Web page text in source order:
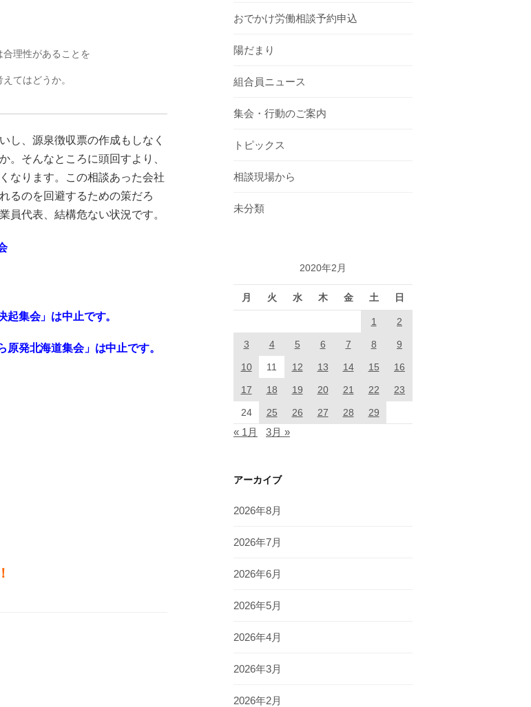
理性があることを
てはどうか。
し、源泉徴収票の作成もしなく
。そんなところに頭回すより、
なります。この相談あった会社
るのを回避するための策だろ
員代表、結構危ない状況です。
集会」は中止です。
発北海道集会」は中止です。
おでかけ労働相談予約申込
陽だまり
組合員ニュース
集会・行動のご案内
トピックス
相談現場から
未分類
2020年2月
月 火 水 木 金 土 日
1 2
3 4 5 6 7 8 9
10 11 12 13 14 15 16
17 18 19 20 21 22 23
24 25 26 27 28 29
« 1月 3月 »
アーカイブ
2026年8月
2026年7月
2026年6月
2026年5月
2026年4月
2026年3月
2026年2月